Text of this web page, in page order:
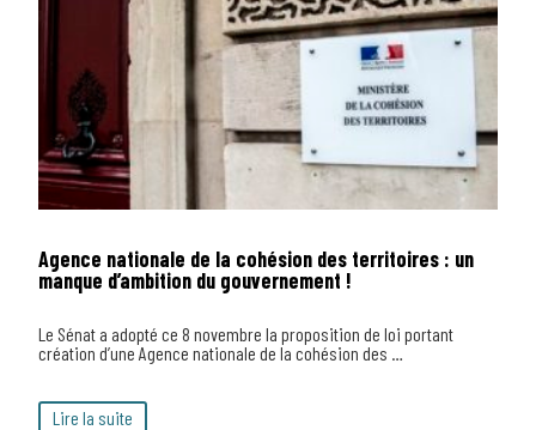
Agence nationale de la cohésion des territoires : un
manque d’ambition du gouvernement !
Le Sénat a adopté ce 8 novembre la proposition de loi portant
création d’une Agence nationale de la cohésion des …
Lire la suite